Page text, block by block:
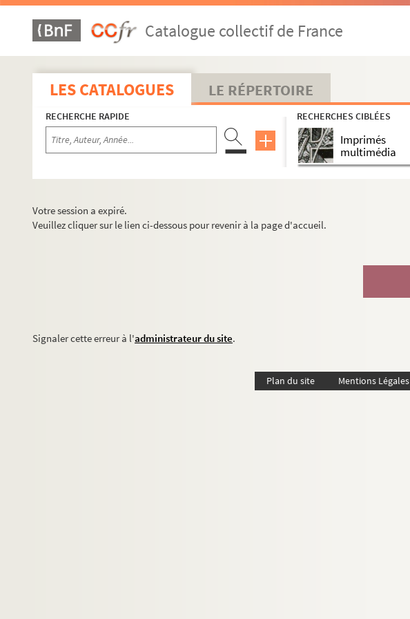
Catalogue collectif de France
LES CATALOGUES LE RÉPERTOIRE
RECHERCHE RAPIDE RECHERCHES CIBLÉES
Imprimés
multimédia
Votre session a expiré.
Veuillez cliquer sur le lien ci-dessous pour revenir à la page d'accueil.
Signaler cette erreur à l'administrateur du site.
Plan du site Mentions Légales